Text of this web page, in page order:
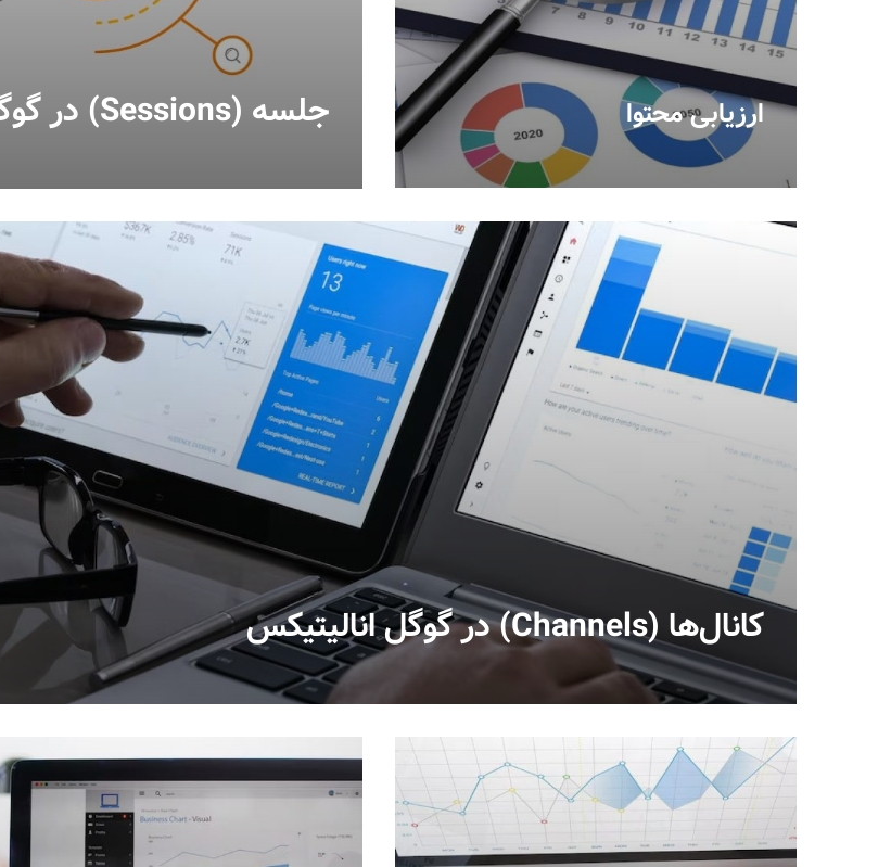
ارزیابی محتوا جلسه (Sessions) در گوگل آنالیتیکس
کانال‌ها (Channels) در گوگل انالیتیکس